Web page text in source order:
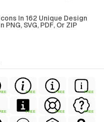
In 162 Unique Design
SVG, PDF, Or ZIP
FREE FREE FREE
FREE FREE FREE